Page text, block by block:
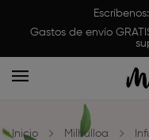
Escríbenos:
Gastos de envío
Inicio Milhulloa